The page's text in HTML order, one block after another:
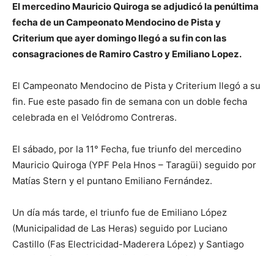
El mercedino Mauricio Quiroga se adjudicó la penúltima
fecha de un Campeonato Mendocino de Pista y
Criterium que ayer domingo llegó a su fin con las
consagraciones de Ramiro Castro y Emiliano Lopez.
El Campeonato Mendocino de Pista y Criterium llegó a su
fin. Fue este pasado fin de semana con un doble fecha
celebrada en el Velódromo Contreras.
El sábado, por la 11° Fecha, fue triunfo del mercedino
Mauricio Quiroga (YPF Pela Hnos – Taragüi) seguido por
Matías Stern y el puntano Emiliano Fernández.
Un día más tarde, el triunfo fue de Emiliano López
(Municipalidad de Las Heras) seguido por Luciano
Castillo (Fas Electricidad-Maderera López) y Santiago